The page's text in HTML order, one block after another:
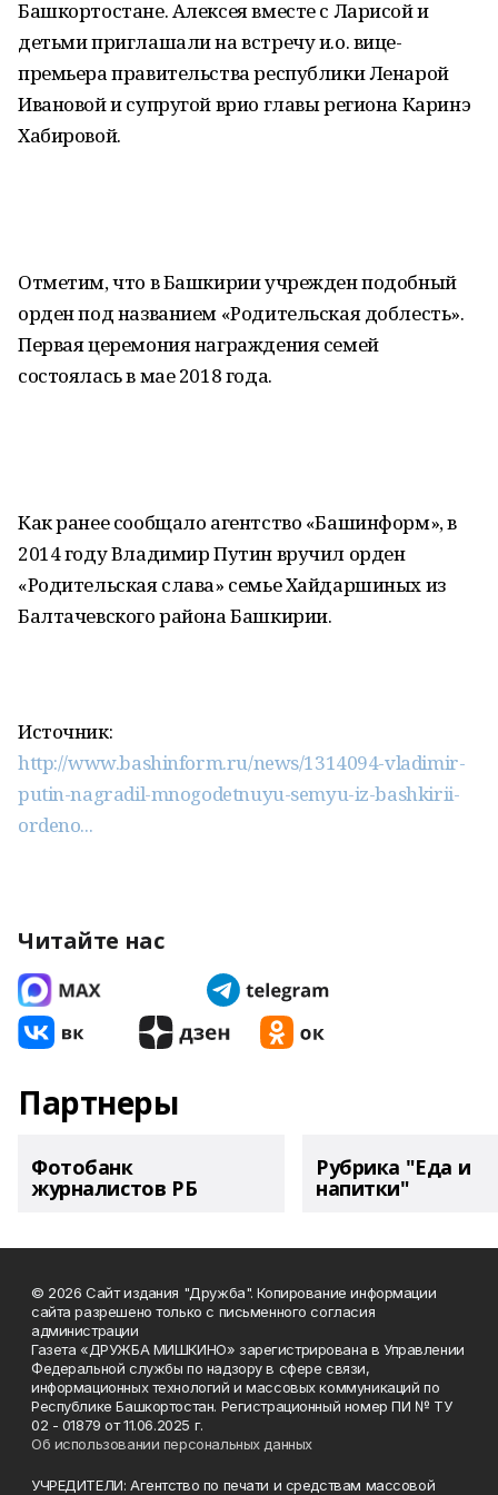
Башкортостане. Алексея вместе с Ларисой и
детьми приглашали на встречу и.о. вице-
премьера правительства республики Ленарой
Ивановой и супругой врио главы региона Каринэ
Хабировой.
Отметим, что в Башкирии учрежден подобный
орден под названием «Родительская доблесть».
Первая церемония награждения семей
состоялась в мае 2018 года.
Как ранее сообщало агентство «Башинформ», в
2014 году Владимир Путин вручил орден
«Родительская слава» семье Хайдаршиных из
Балтачевского района Башкирии.
Источник:
http://www.bashinform.ru/news/1314094-vladimir-
putin-nagradil-mnogodetnuyu-semyu-iz-bashkirii-
ordeno...
Читайте нас
Партнеры
Фотобанк
журналистов РБ
Рубрика "Еда и
напитки"
© 2026 Сайт издания "Дружба". Копирование информации
сайта разрешено только с письменного согласия
администрации
Газета «ДРУЖБА МИШКИНО» зарегистрирована в Управлении
Федеральной службы по надзору в сфере связи,
информационных технологий и массовых коммуникаций по
Республике Башкортостан. Регистрационный номер ПИ № ТУ
02 - 01879 от 11.06.2025 г.
Об использовании персональных данных
УЧРЕДИТЕЛИ: Агентство по печати и средствам массовой